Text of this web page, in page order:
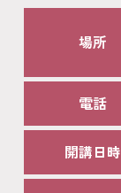
場所
電話
開講日時